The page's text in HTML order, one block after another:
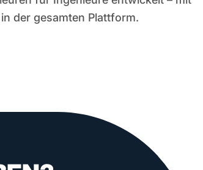
der gesamten Plattform.